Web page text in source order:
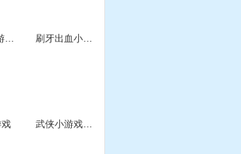
益智类小游戏中文版 刷牙出血小游戏
戏 武侠小游戏排行